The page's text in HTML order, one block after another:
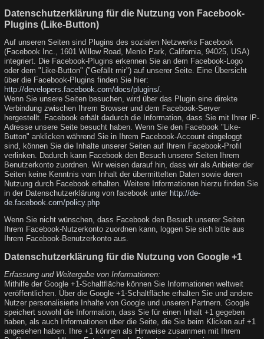
Datenschutzerklärung für die Nutzung von Facebook-
Plugins (Like-Button)
Auf unseren Seiten sind Plugins des sozialen Netzwerks Facebook
(Facebook Inc., 1601 Willow Road, Menlo Park, California, 94025, USA)
integriert. Die Facebook-Plugins erkennen Sie an dem Facebook-Logo
oder dem "Like-Button" ("Gefällt mir") auf unserer Seite. Eine Übersicht
über die Facebook-Plugins finden Sie hier:
http://developers.facebook.com/docs/plugins/
Wenn Sie unsere Seiten besuchen, wird über das Plugin eine direkte
Verbindung zwischen Ihrem Browser und dem Facebook-Server
hergestellt. Facebook erhält dadurch die Information, dass Sie mit Ihrer IP-
Adresse unsere Seite besucht haben. Wenn Sie den Facebook "Like-
Button" anklicken während Sie in Ihrem Facebook-Account eingeloggt
sind, können Sie die Inhalte unserer Seiten auf Ihrem Facebook-Profil
verlinken. Dadurch kann Facebook den Besuch unserer Seiten Ihrem
Benutzerkonto zuordnen. Wir weisen darauf hin, dass wir als Anbieter der
Seiten keine Kenntnis vom Inhalt der übermittelten Daten sowie deren
Nutzung durch Facebook erhalten. Weitere Informationen hierzu finden Sie
in der Datenschutzerklärung von facebook unter http://de-
de.facebook.com/policy.php
Wenn Sie nicht wünschen, dass Facebook den Besuch unserer Seiten
Ihrem Facebook-Nutzerkonto zuordnen kann, loggen Sie sich bitte aus
Ihrem Facebook-Benutzerkonto aus.
Datenschutzerklärung für die Nutzung von Google +1
Erfassung und Weitergabe von Informationen:
Mithilfe der Google +1-Schaltfläche können Sie Informationen weltweit
veröffentlichen. Über die Google +1-Schaltfläche erhalten Sie und andere
Nutzer personalisierte Inhalte von Google und unseren Partnern. Google
speichert sowohl die Information, dass Sie für einen Inhalt +1 gegeben
haben, als auch Informationen über die Seite, die Sie beim Klicken auf +1
angesehen haben. Ihre +1 können als Hinweise zusammen mit Ihrem